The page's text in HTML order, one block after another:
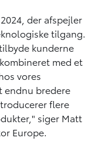
der afspejler
tilgang.
kunderne
med et
vores
endnu bredere
flere
siger Matt
Europe.